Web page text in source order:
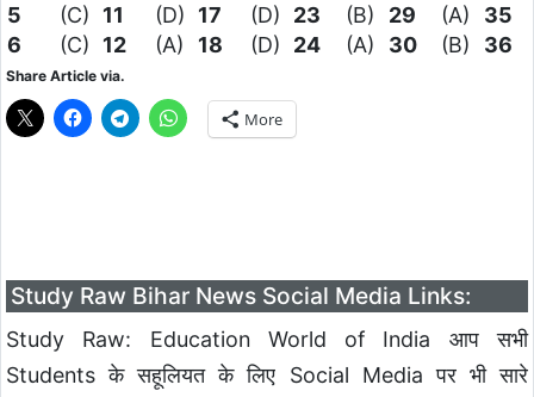
5
(C) 11 (D) 17 (D) 23 (B) 29 (A)
35
6
(C) 12 (A) 18 (D) 24 (A) 30 (B) 36
Share Article via.
More
Study Raw Bihar News Social Media Links:
Study Raw: Education World of India आप सभी
Students के सहूलियत के लिए Social Media पर भी सारे